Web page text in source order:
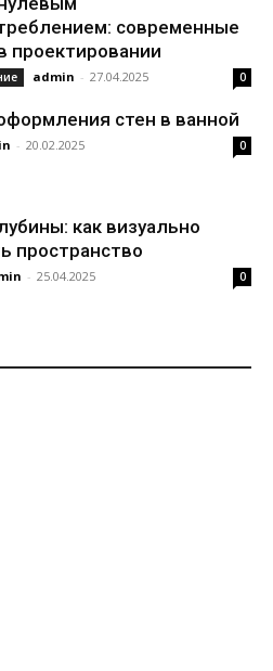
современные
проектировании
admin - 27.04.2025 0
стен в ванной
- 20.02.2025 0
как визуально
пространство
- 25.04.2025 0